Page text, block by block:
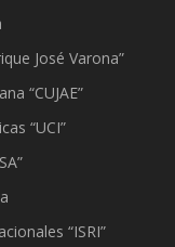
José Varona”
“CUJAE”
“UCI”
“ISRI”